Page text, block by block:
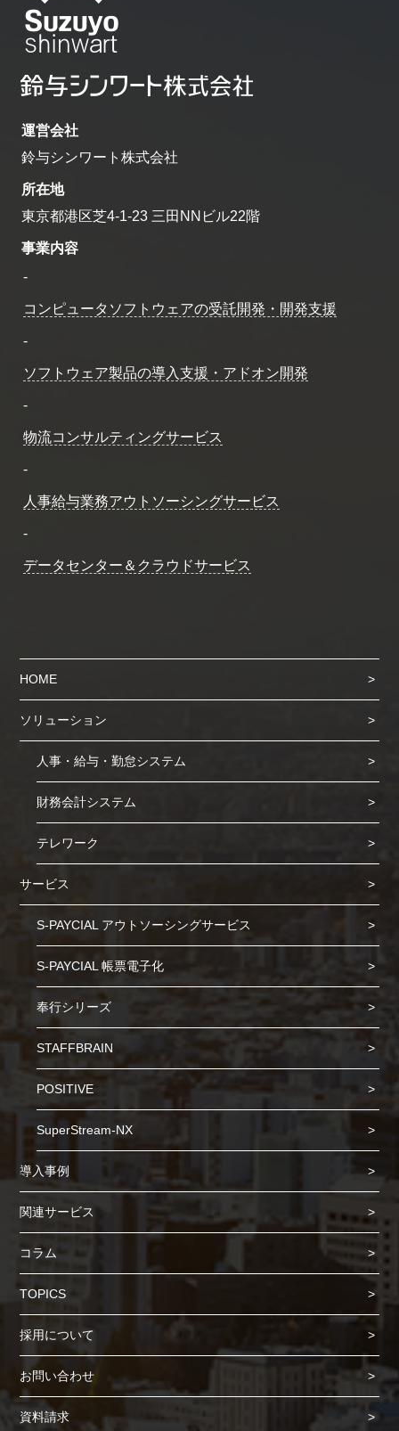
運営会社
鈴与シンワート株式会社
所在地
東京都港区芝4-1-23 三田NNビル22階
事業内容
-
コンピュータソフトウェアの受託開発・開発支援
-
ソフトウェア製品の導入支援・アドオン開発
-
物流コンサルティングサービス
-
人事給与業務アウトソーシングサービス
-
データセンター＆クラウドサービス
HOME
ソリューション
人事・給与・勤怠システム
財務会計システム
テレワーク
サービス
S-PAYCIAL アウトソーシングサービス
S-PAYCIAL 帳票電子化
奉行シリーズ
STAFFBRAIN
POSITIVE
SuperStream-NX
導入事例
関連サービス
コラム
TOPICS
採用について
お問い合わせ
資料請求
プライバシー情報
プライバシー情報